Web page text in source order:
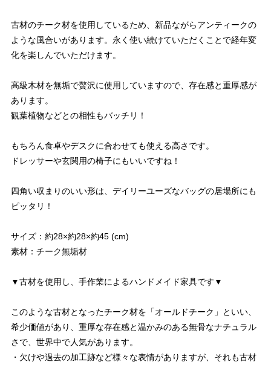
古材のチーク材を使用しているため、新品ながらアンティークの
ような風合いがあります。永く使い続けていただくことで経年変
化を楽しんでいただけます。
高級木材を無垢で贅沢に使用していますので、存在感と重厚感が
あります。
観葉植物などとの相性もバッチリ！
もちろん食卓やデスクに合わせても使える高さです。
ドレッサーや玄関用の椅子にもいいですね！
四角い収まりのいい形は、デイリーユーズなバッグの居場所にも
ピッタリ！
サイズ：約28×約28×約45 (cm)
素材：チーク無垢材
▼古材を使用し、手作業によるハンドメイド家具です▼
このような古材となったチーク材を「オールドチーク」といい、
希少価値があり、重厚な存在感と温かみのある無骨なナチュラル
さで、世界中で人気があります。
・欠けや過去の加工跡など様々な表情がありますが、それも古材